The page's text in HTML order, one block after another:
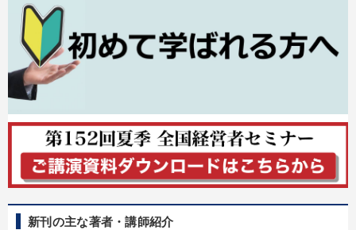
目的別
経営を改善したい
新事業・新商品づくり 経営体系を学びたい
社長の姿勢を学びたい パフォーマンス向上
新刊の主な著者・講師紹介